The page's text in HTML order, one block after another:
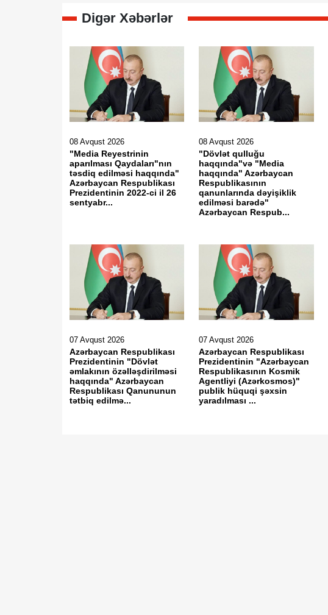
Digər Xəbərlər
08 Avqust 2026
"Media Reyestrinin
aparılması Qaydaları"nın
təsdiq edilməsi haqqında"
Azərbaycan Respublikası
Prezidentinin 2022-ci il 26
sentyabr...
08 Avqust 2026
"Dövlət qulluğu
haqqında"və "Media
haqqında" Azərbaycan
Respublikasının
qanunlarında dəyişiklik
edilməsi barədə"
Azərbaycan Respub...
07 Avqust 2026
Azərbaycan Respublikası
Prezidentinin "Dövlət
əmlakının özəlləşdirilməsi
haqqında" Azərbaycan
Respublikası Qanununun
tətbiq edilmə...
07 Avqust 2026
Azərbaycan Respublikası
Prezidentinin "Azərbaycan
Respublikasının Kosmik
Agentliyi (Azərkosmos)"
publik hüquqi şəxsin
yaradılması ...